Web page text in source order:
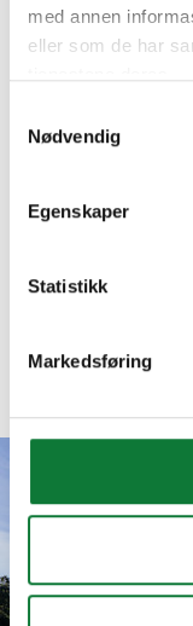
med annen
eller som de har
Nødvendig
Egenskaper
Statistikk
Markedsføring
Center